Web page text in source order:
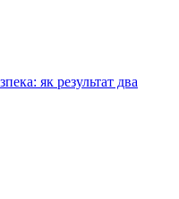
як результат два